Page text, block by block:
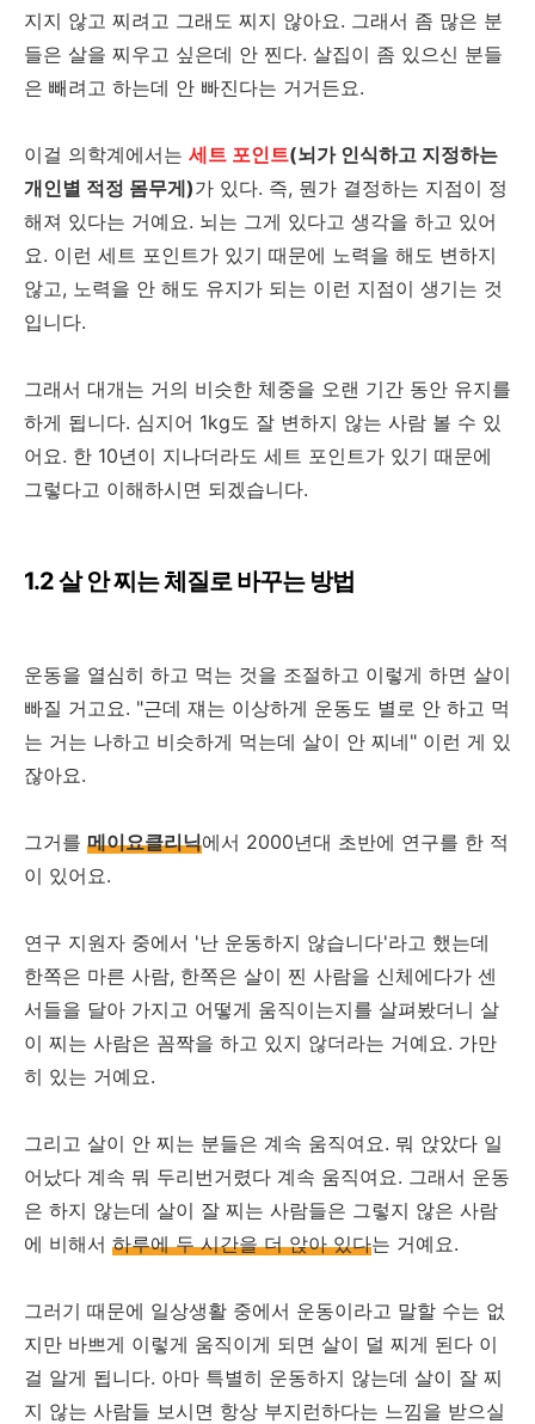
지지 않고 찌려고 그래도 찌지 않아요. 그래서 좀 많은 분
들은 살을 찌우고 싶은데 안 찐다. 살집이 좀 있으신 분들
은 빼려고 하는데 안 빠진다는 거거든요.
이걸 의학계에서는 세트 포인트(뇌가 인식하고 지정하는
개인별 적정 몸무게)가 있다. 즉, 뭔가 결정하는 지점이 정
해져 있다는 거예요. 뇌는 그게 있다고 생각을 하고 있어
요. 이런 세트 포인트가 있기 때문에 노력을 해도 변하지
않고, 노력을 안 해도 유지가 되는 이런 지점이 생기는 것
입니다.
그래서 대개는 거의 비슷한 체중을 오랜 기간 동안 유지를
하게 됩니다. 심지어 1kg도 잘 변하지 않는 사람 볼 수 있
어요. 한 10년이 지나더라도 세트 포인트가 있기 때문에
그렇다고 이해하시면 되겠습니다.
1.2 살 안 찌는 체질로 바꾸는 방법
운동을 열심히 하고 먹는 것을 조절하고 이렇게 하면 살이
빠질 거고요. "근데 쟤는 이상하게 운동도 별로 안 하고 먹
는 거는 나하고 비슷하게 먹는데 살이 안 찌네" 이런 게 있
잖아요.
그거를 메이요클리닉에서 2000년대 초반에 연구를 한 적
이 있어요.
연구 지원자 중에서 '난 운동하지 않습니다'라고 했는데
한쪽은 마른 사람, 한쪽은 살이 찐 사람을 신체에다가 센
서들을 달아 가지고 어떻게 움직이는지를 살펴봤더니 살
이 찌는 사람은 꼼짝을 하고 있지 않더라는 거예요. 가만
히 있는 거예요.
그리고 살이 안 찌는 분들은 계속 움직여요. 뭐 앉았다 일
어났다 계속 뭐 두리번거렸다 계속 움직여요. 그래서 운동
은 하지 않는데 살이 잘 찌는 사람들은 그렇지 않은 사람
에 비해서 하루에 두 시간을 더 앉아 있다는 거예요.
그러기 때문에 일상생활 중에서 운동이라고 말할 수는 없
지만 바쁘게 이렇게 움직이게 되면 살이 덜 찌게 된다 이
걸 알게 됩니다. 아마 특별히 운동하지 않는데 살이 잘 찌
지 않는 사람들 보시면 항상 부지런하다는 느낌을 받으실